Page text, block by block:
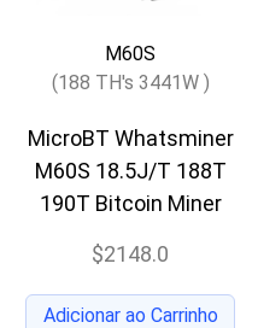
M60S
(188 TH's 3441W )
MicroBT Whatsminer
M60S 18.5J/T 188T
190T Bitcoin Miner
$2148.0
Adicionar ao Carrinho